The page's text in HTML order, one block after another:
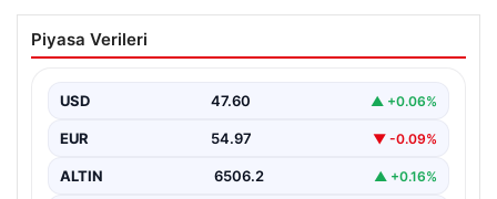
Ertuğrul Özkök’ün Hakaret İddialarına
İfade Verme Süreci
Cumhurbaşkanına hakaret iddialarıyla yürütülen
soruşturma kapsamında İstanbul Adalet…
Piyasa Verileri
USD 47.60 ▲ +0.06%
EUR 54.97 ▼ -0.09%
ALTIN 6506.2 ▲ +0.16%